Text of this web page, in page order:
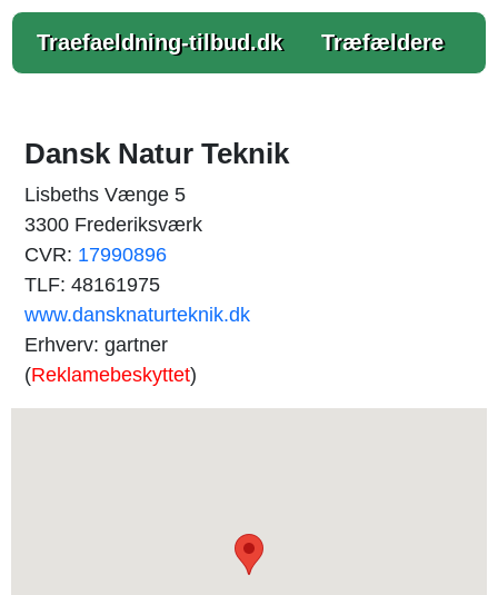
Traefaeldning-tilbud.dk Træfældere
Dansk Natur Teknik
Lisbeths Vænge 5
3300 Frederiksværk
CVR: 17990896
TLF: 48161975
www.dansknaturteknik.dk
Erhverv: gartner
(Reklamebeskyttet)